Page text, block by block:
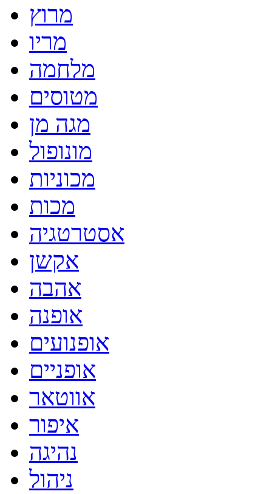
מרוץ
מריו
מלחמה
מטוסים
מגה מן
מונופול
מכוניות
מכות
אסטרטגיה
אקשן
אהבה
אופנה
אופנועים
אופניים
אווטאר
איפור
נהיגה
ניהול